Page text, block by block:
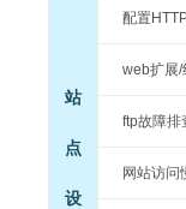
站
点
设
配置
web扩展/
ftp故障排
网站访问